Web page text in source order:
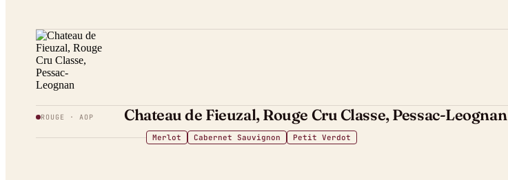
ROUGE · AOP Chateau de Fieuzal, Rouge Cru Classe, Pessac-Leognan
Merlot Cabernet Sauvignon Petit Verdot